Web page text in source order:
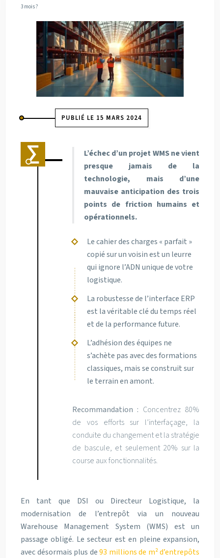
3 mois ?
PUBLIÉ LE 15 MARS 2024
L’échec d’un projet WMS ne vient
presque jamais de la
technologie, mais d’une
mauvaise anticipation des trois
points de friction humains et
opérationnels.
Le cahier des charges « parfait »
copié sur un voisin est un leurre
qui ignore l’ADN unique de votre
logistique.
La robustesse de l’interface ERP
est la véritable clé du temps réel
et de la performance future.
L’adhésion des équipes ne
s’achète pas avec des formations
classiques, mais se construit sur
le terrain en amont.
Recommandation : Concentrez 80%
de vos efforts sur l’interfaçage, la
conduite du changement et la stratégie
de bascule, et seulement 20% sur la
course aux fonctionnalités.
En tant que DSI ou Directeur Logistique, la
modernisation de l’entrepôt via un nouveau
Warehouse Management System (WMS) est un
passage obligé. Le secteur est en pleine expansion,
avec désormais plus de93 millions de m² d’entrepôts